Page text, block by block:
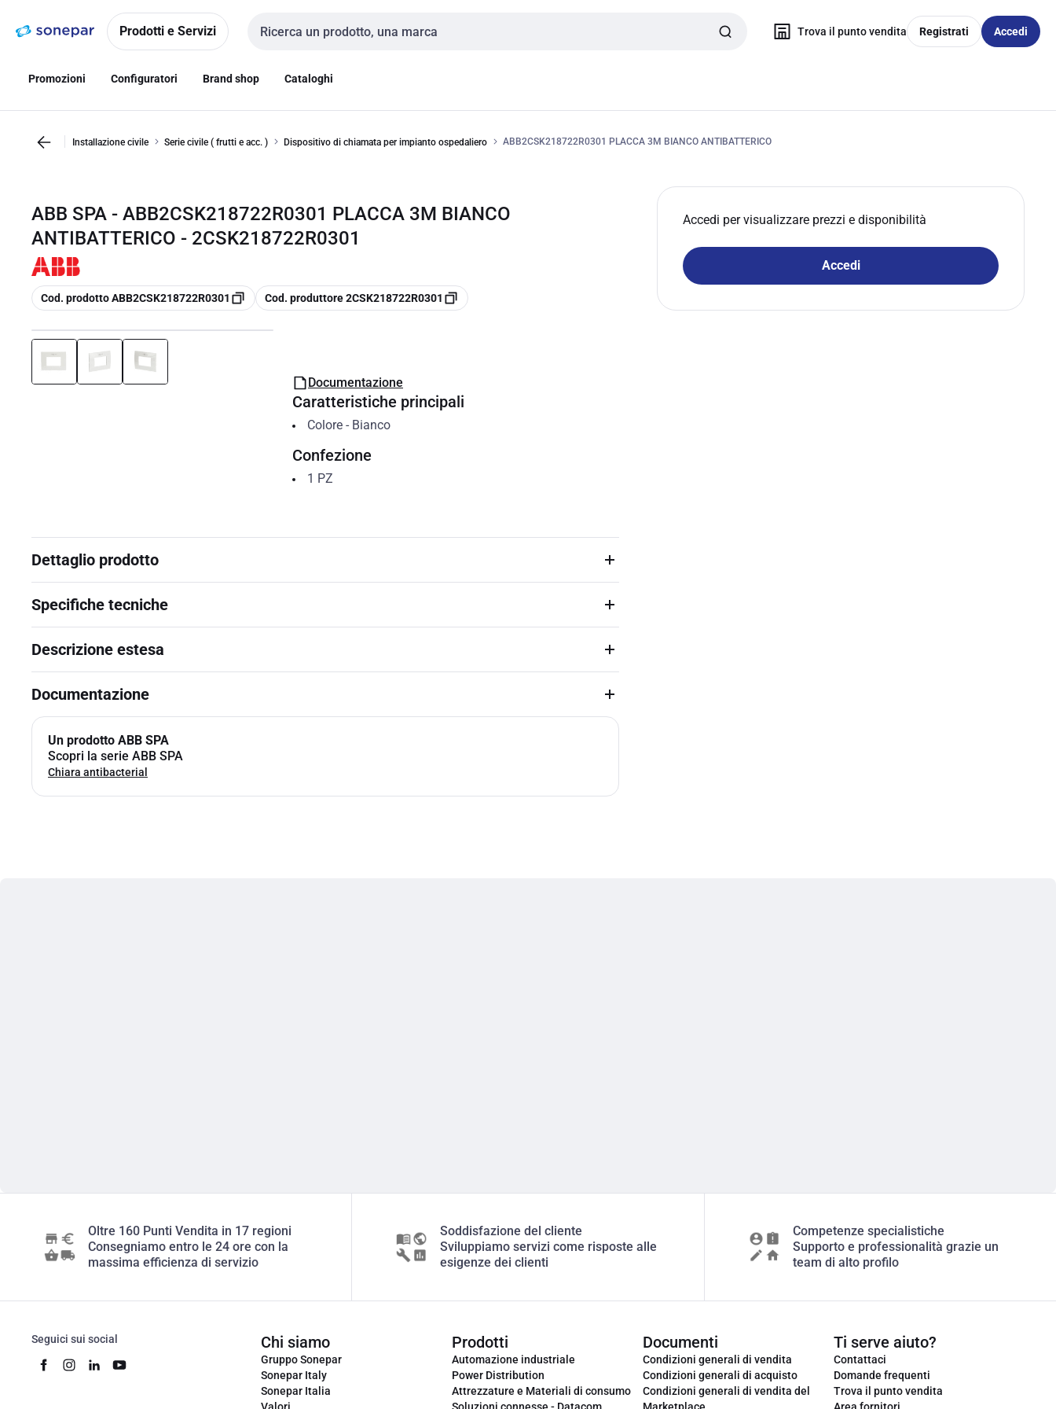
navigazionealla
Prodotti e Servizi
Cerca input
Trova il punto vendita Registrati Accedi
Promozioni Configuratori Brand shop Cataloghi
Installazione civile Serie civile ( frutti e acc. ) Dispositivo di chiamata per impianto ospedaliero ABB2CSK218722R0301 PLACCA 3M BIANCO ANTIBATTERICO
ABB SPA - ABB2CSK218722R0301 PLACCA 3M BIANCO
ANTIBATTERICO - 2CSK218722R0301
copia
Cod. prodotto ABB2CSK218722R0301 copia
Cod. produttore 2CSK218722R0301
Accedi per visualizzare prezzi e disponibilità
Accedi
Documentazione
Caratteristiche principali
Colore- Bianco
Confezione
1 PZ
Dettaglio prodotto
Specifiche tecniche
Descrizione estesa
Documentazione
Un prodotto ABB SPA
Scopri la serie ABB SPA
Chiara antibacterial
Oltre 160 Punti Vendita in 17 regioni
Consegniamo entro le 24 ore con la
massima efficienza di servizio
Soddisfazione del cliente
Sviluppiamo servizi come risposte alle
esigenze dei clienti
Competenze specialistiche
Supporto e professionalità grazie un
team di alto profilo
Seguici sui social Chi siamo
Gruppo Sonepar
Sonepar Italy
Sonepar Italia
Prodotti
Automazione industriale
Power Distribution
Attrezzature e Materiali di consumo
Documenti
Condizioni generali di vendita
Condizioni generali di acquisto
Condizioni generali di vendita del
Ti serve aiuto?
Contattaci
Domande frequenti
Trova il punto vendita